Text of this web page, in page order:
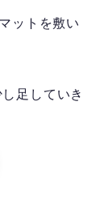
ットを敷い
足していき